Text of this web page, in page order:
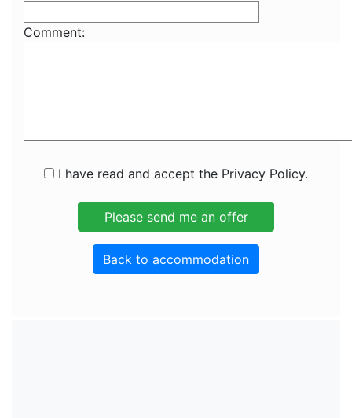
Comment:
I have read and accept the Privacy Policy.
Back to accommodation